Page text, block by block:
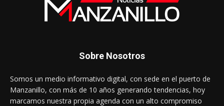
Sobre Nosotros
Somos un medio informativo digital, con sede en el puerto de
Manzanillo, con más de 10 años generando tendencias, hoy
marcamos nuestra propia agenda con un alto compromiso